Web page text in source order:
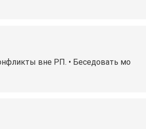
вне РП. • Беседовать мо